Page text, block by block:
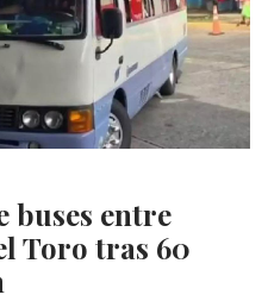
buses entre
Toro tras 60